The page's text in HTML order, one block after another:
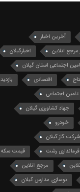
آخرین اخبار
مرجع انلاین
اخبارگیلان
اجتماعی استان گیلان
اقتصادی
بازدید
تامین اجتماعی
جهاد کشاورزی گیلان
خودرو
شرکت گاز گیلان
فرمانداری رشت
قیمت سکه
مرجع انلاین
نوسازی مدارس گیلان